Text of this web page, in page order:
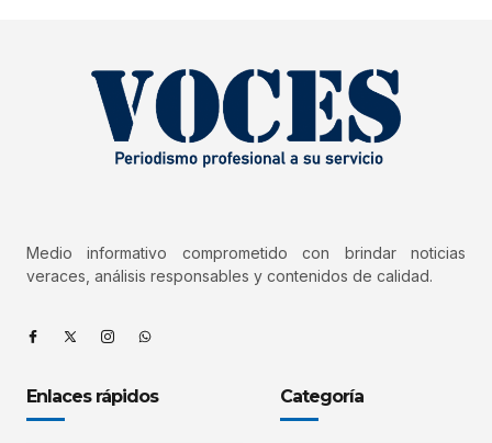
Medio informativo comprometido con brindar noticias
veraces, análisis responsables y contenidos de calidad.
Enlaces rápidos Categoría